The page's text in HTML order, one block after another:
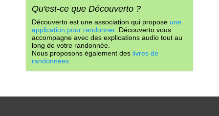
Qu'est-ce que Découverto ?
Découverto est une association qui propose une
application pour randonner. Découverto vous
accompagne avec des explications audio tout au
long de votre randonnée.
Nous proposons également des livres de
randonnées